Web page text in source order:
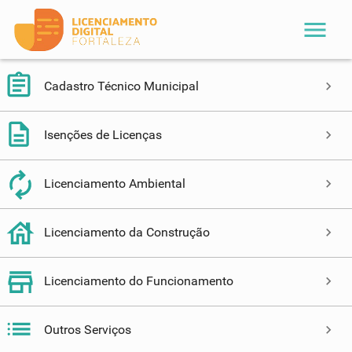
menu
Cadastro Técnico Municipal
Isenções de Licenças
Licenciamento Ambiental
Licenciamento da Construção
Licenciamento do Funcionamento
Outros Serviços